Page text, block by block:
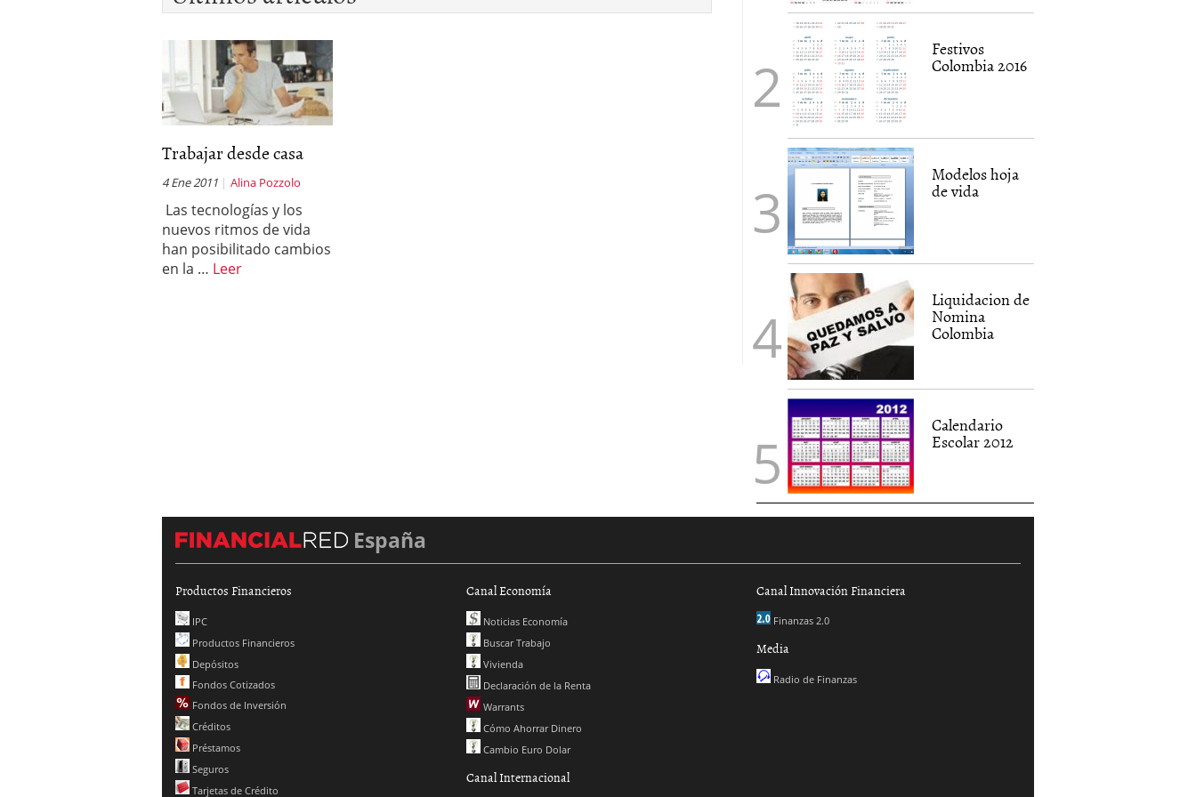
Trabajar desde casa
4 Ene 2011 Alina Pozzolo
Las tecnologías y los
nuevos ritmos de vida
han posibilitado cambios
en la … Leer
Festivos
Colombia 2016
Modelos hoja
de vida
Liquidacion de
Nomina
Colombia
Calendario
Escolar 2012
España
Productos Financieros
IPC
Productos Financieros
Depósitos
Fondos Cotizados
Fondos de Inversión
Créditos
Préstamos
Seguros
Tarjetas de Crédito
Canal Economía
Noticias Economía
Buscar Trabajo
Vivienda
Declaración de la Renta
Warrants
Cómo Ahorrar Dinero
Cambio Euro Dolar
Canal Internacional
Canal Innovación Financiera
Finanzas 2.0
Media
Radio de Finanzas